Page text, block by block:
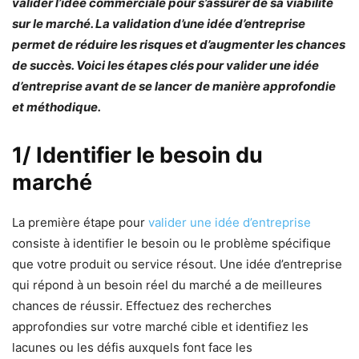
sur le marché. La validation d’une idée d’entreprise
permet de réduire les risques et d’augmenter les chances
de succès. Voici les étapes clés pour valider une idée
d’entreprise avant de se lancer de manière approfondie
et méthodique.
1/ Identifier le besoin du
marché
La première étape pour valider une idée d’entreprise
consiste à identifier le besoin ou le problème spécifique
que votre produit ou service résout. Une idée d’entreprise
qui répond à un besoin réel du marché a de meilleures
chances de réussir. Effectuez des recherches
approfondies sur votre marché cible et identifiez les
lacunes ou les défis auxquels font face les